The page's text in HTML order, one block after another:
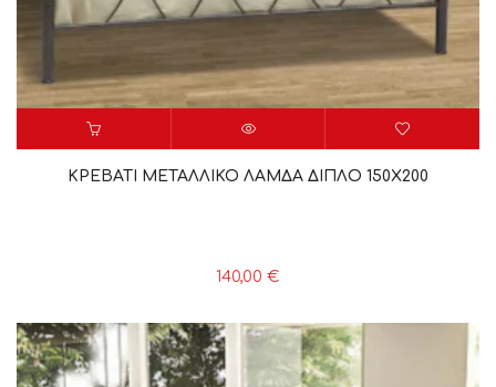
ΚΡΕΒΑΤΙ ΜΕΤΑΛΛΙΚΟ ΛΑΜΔΑ ΔΙΠΛΟ 150Χ200
140,00 €